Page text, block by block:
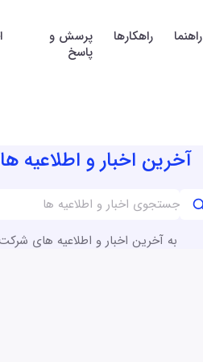
راهنما راهکارها
پرسش و
پاسخ
آخرین اخبار و اطلاعیه
به آخرین اخبار و اطلاعیه های